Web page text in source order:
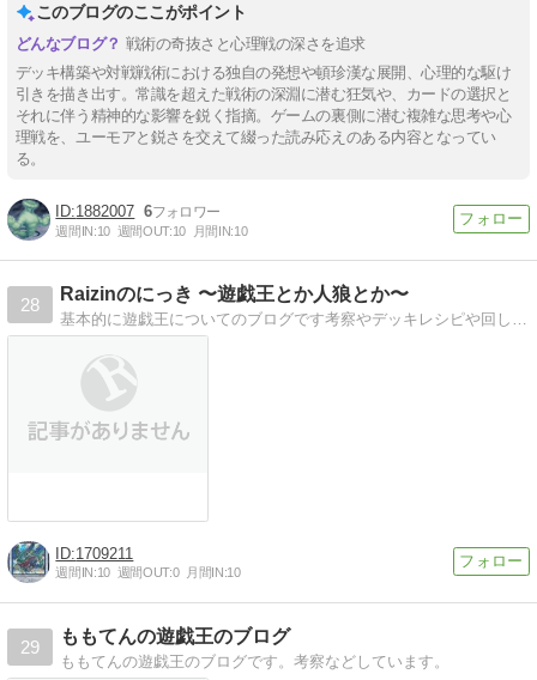
このブログのここがポイント
戦術の奇抜さと心理戦の深さを追求
デッキ構築や対戦戦術における独自の発想や頓珍漢な展開、心理的な駆け
引きを描き出す。常識を超えた戦術の深淵に潜む狂気や、カードの選択と
それに伴う精神的な影響を鋭く指摘。ゲームの裏側に潜む複雑な思考や心
理戦を、ユーモアと鋭さを交えて綴った読み応えのある内容となってい
る。
1882007 6
週間IN:10 週間OUT:10 月間IN:10
28
Raizinのにっき 〜遊戯王とか人狼とか〜
1709211
週間IN:10 週間OUT:0 月間IN:10
29
ももてんの遊戯王のブログ
ももてんの遊戯王のブログです。考察などしています。